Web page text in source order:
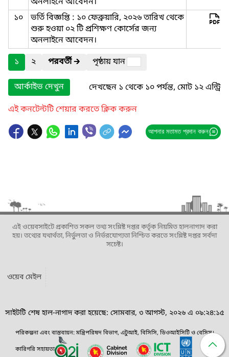
১০
ভর্তি বিজ্ঞপ্তি : ১০ ফেব্রুয়ারি, ২০২৬ তারিখ থেকে
শুরু হওয়া ০২ টি প্রশিক্ষণ কোর্সের জন্য
অনলাইনে আবেদন।
১
২ পরবর্তী🡲 পৃষ্ঠায় যান
আর্কাইভ দেখুন
দেখছেন ১ থেকে ১০ পর্যন্ত, মোট ১২ এন্ট্রি
এই কনটেন্টটি শেয়ার করতে ক্লিক করুন
আপনার মতামত প্রদান করুন
এই ওয়েবসাইটে প্রকাশিত সকল তথ্য সংশ্লিষ্ট দপ্তর কর্তৃক নিয়মিত হালনাগাদ করা
হয়। তথ্যের যথার্থতা, নির্ভুলতা ও নির্ভরযোগ্যতা নিশ্চিত করতে সংশ্লিষ্ট দপ্তর সর্বদা
সচেষ্ট।
ওয়েব মেইল
সাইটটি শেষ হাল-নাগাদ করা হয়েছে: সোমবার, ৩ আগস্ট, ২০২৬ এ ০৯:২৪:১৫
পরিকল্পনা এবং বাস্তবায়ন: মন্ত্রিপরিষদ বিভাগ, এটুআই, বিসিসি, ডিওআইসিটি ও বেসিস।
কারিগরি সহায়তা